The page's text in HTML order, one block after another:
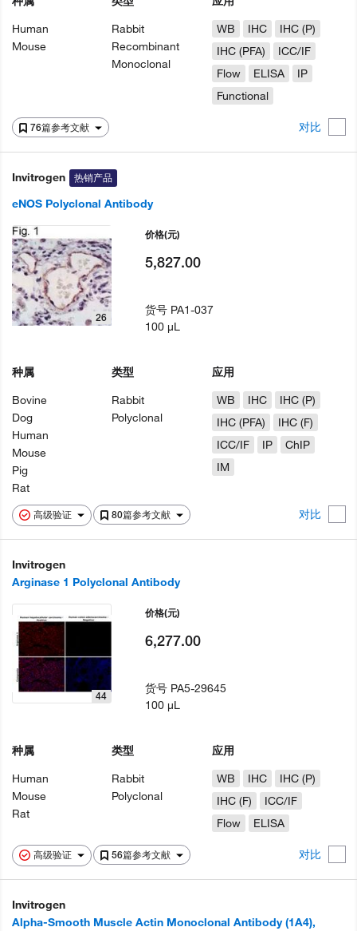
76篇参考文献 对比
Human
Mouse
Rabbit
Recombinant
Monoclonal
WB
IHC
IHC (P)
IHC (PFA)
ICC/IF
Flow
ELISA
IP
Functional
Invitrogen 热销产品
eNOS Polyclonal Antibody
高级验证 80篇参考文献 对比
26
种属
Bovine
Dog
Human
Mouse
Pig
Rat
类型
Rabbit
Polyclonal
应用
WB
IHC
IHC (P)
IHC (PFA)
IHC (F)
ICC/IF
IP
ChIP
IM
价格(元)
5,827.00
货号 PA1-037
100 µL
Invitrogen
Arginase 1 Polyclonal Antibody
高级验证 56篇参考文献 对比
44
种属
Human
Mouse
Rat
类型
Rabbit
Polyclonal
应用
WB
IHC
IHC (P)
IHC (F)
ICC/IF
Flow
ELISA
价格(元)
6,277.00
货号 PA5-29645
100 µL
Invitrogen
Alpha-Smooth Muscle Actin Monoclonal Antibody (1A4),